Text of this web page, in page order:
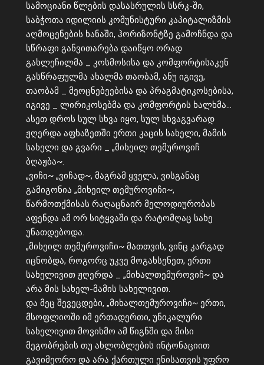
სამოციანი წლების დასასრულის სსრკ-ში,
საბჭოთა იდილიის კომუნისტური კაპიტალიზმის
აღმოცენების ხანაში, ჰორიზონტზე გამოჩნდა და
სწრაფი განვითარება დაიწყო ორად
გახლეჩილმა _ კოსმოსისა და კომფორტისაკენ
გასწრაფულმა ახალმა თაობამ, ანუ იგივე,
თაობამ _ მეოცნებეებისა და პრაგმატიკოსებისა,
იგივე _ ლირიკოსებმა და კომფორტის ხალხმა…
ასეთ დროს სულ სხვა იყო, სულ სხვაგვარად
ჟღერდა აფხაზეთში ერთი კაცის სახელი, მამის
სახელი და გვარი _ „მიხეილ თემუროვიჩ
ბღაჟბა~.
„ვიჩი~ „ვიჩად~, მაგრამ ყველა, ვისგანაც
გამიგონია „მიხეილ თემუროვიჩი~,
წარმოთქმისას რაღაცნაირ მელოდიურობას
აფენდა ამ ორ სიტყვაში და რატომღაც სახე
უნათდებოდა.
„მიხეილ თემუროვიჩი~ მათთვის, ვინც კარგად
იცნობდა, როგორც უკვე მოგახსენეთ, ერთი
სახელივით ჟღერდა _ „მიხალთემუროვიჩ~ და
არა მის სახელ-მამის სახელივით.
და მეც შევეცდები, „მიხალთემუროვიჩი~ ერთი,
მსოფლიოში იმ ერთადერთი, უნიკალური
სახელივით მოვიხმო ამ წიგნში და მისი
მეგობრების თუ ახლობლების ინტონაციით
გავიმეორო და არა ქართული ენისათვის უფრო